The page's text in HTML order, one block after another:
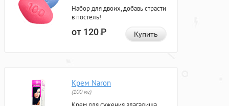
Набор для двоих, добавь страсти
в постель!
от 120Р Купить
Крем Naron
(100 мг)